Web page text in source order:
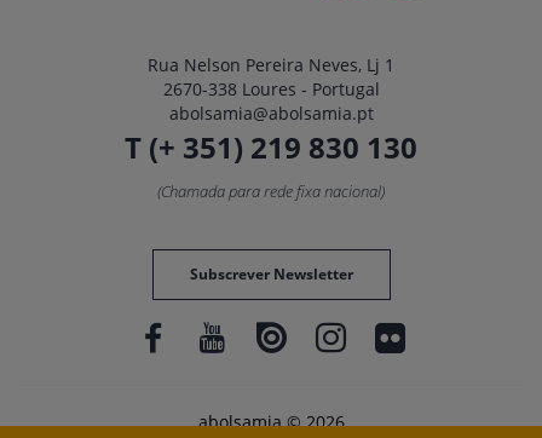
Rua Nelson Pereira Neves, Lj 1
2670-338 Loures - Portugal
abolsamia@abolsamia.pt
T (+ 351) 219 830 130
(Chamada para rede fixa nacional)
Subscrever Newsletter
abolsamia © 2026